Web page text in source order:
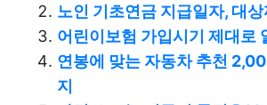
노인 기초연금 지급일자, 대
어린이보험 가입시기 제대로
연봉에 맞는 자동차 추천
지